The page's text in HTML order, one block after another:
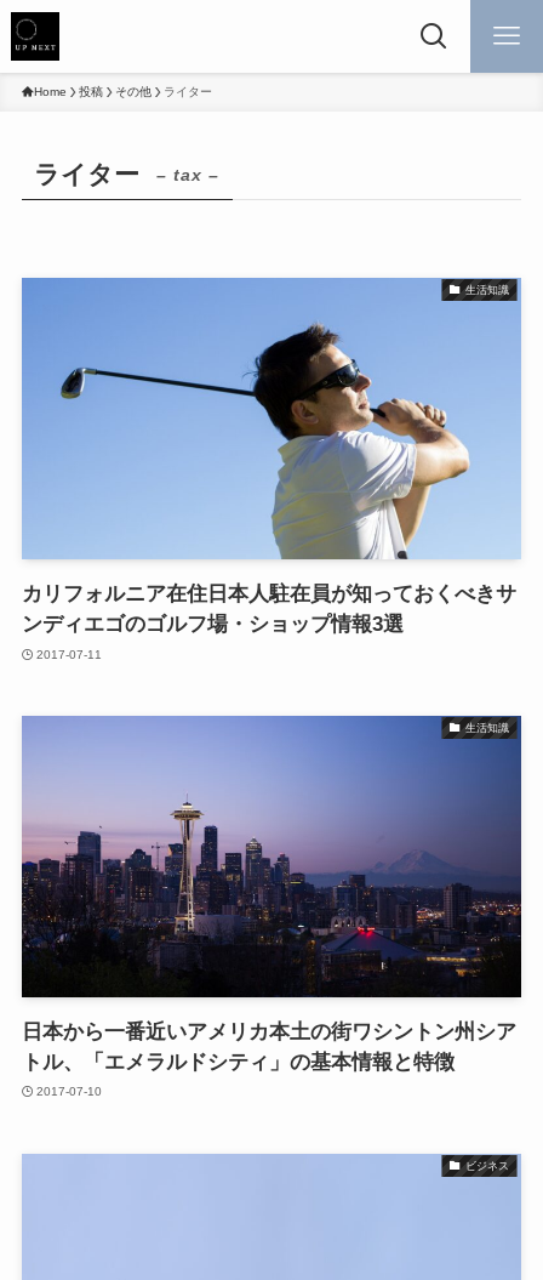
Home 投稿 その他 ライター
ライター – tax –
生活知識
カリフォルニア在住日本人駐在員が知っておくべきサ
ンディエゴのゴルフ場・ショップ情報3選
2017-07-11
生活知識
日本から一番近いアメリカ本土の街ワシントン州シア
トル、「エメラルドシティ」の基本情報と特徴
2017-07-10
ビジネス